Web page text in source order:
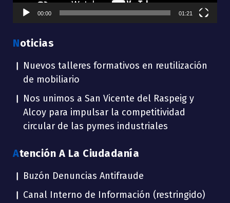
00:00 01:21
Noticias
Nuevos talleres formativos en reutilización
de mobiliario
Nos unimos a San Vicente del Raspeig y
Alcoy para impulsar la competitividad
circular de las pymes industriales
Atención A La Ciudadanía
Buzón Denuncias Antifraude
Canal Interno de Información (restringido)